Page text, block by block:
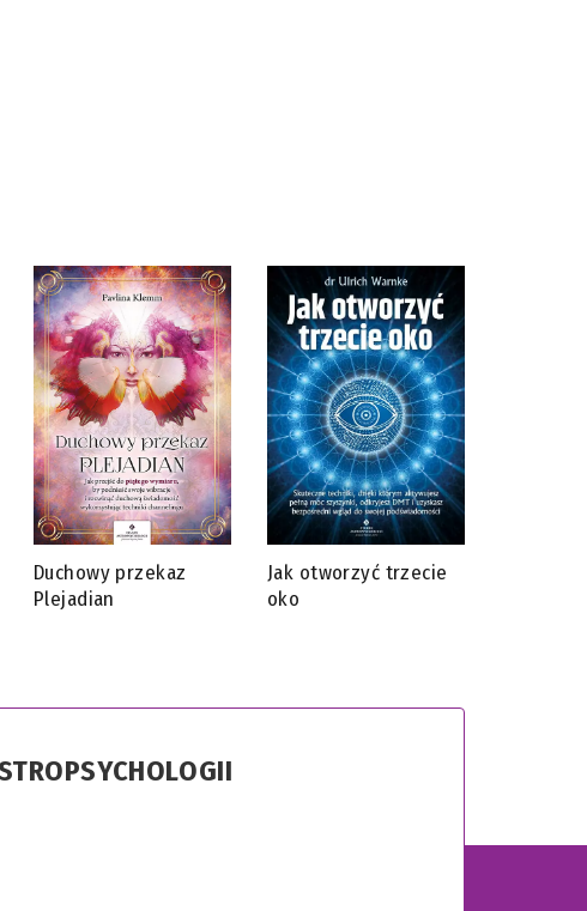
Duchowy przekaz
Plejadian
Jak otworzyć trzecie
oko